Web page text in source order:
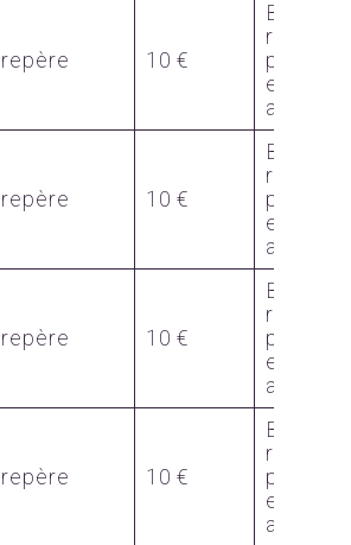
10 €
Bon
pour
escape
apèro
10 €
Bon
pour
escape
apèro
10 €
Bon
pour
escape
apèro
10 €
Bon
pour
escape
apèro